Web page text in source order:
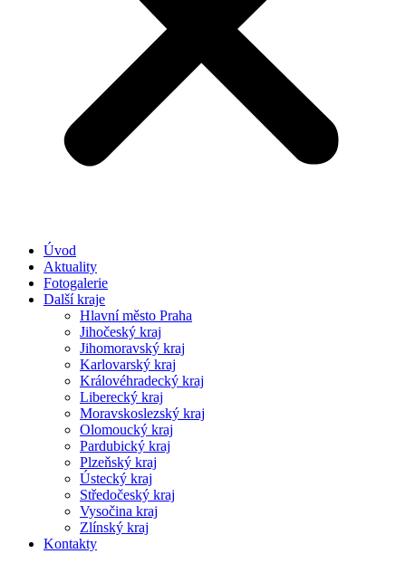
Úvod
Aktuality
Fotogalerie
Další kraje
Hlavní město Praha
Jihočeský kraj
Jihomoravský kraj
Karlovarský kraj
Královéhradecký kraj
Liberecký kraj
Moravskoslezský kraj
Olomoucký kraj
Pardubický kraj
Plzeňský kraj
Ústecký kraj
Středočeský kraj
Vysočina kraj
Zlínský kraj
Kontakty